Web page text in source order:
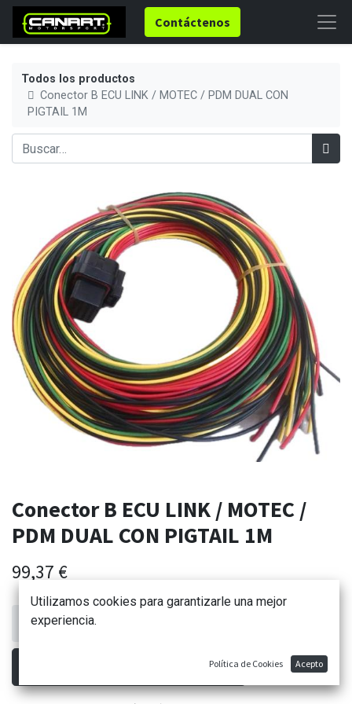
Contáctenos
Todos los productos
Conector B ECU LINK / MOTEC / PDM DUAL CON
PIGTAIL 1M
Conector B ECU LINK / MOTEC /
PDM DUAL CON PIGTAIL 1M
99,37 €
Utilizamos cookies para garantizarle una mejor
experiencia.
Política de Cookies Acepto